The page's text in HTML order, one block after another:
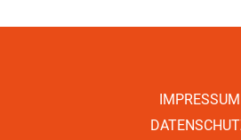
IMPRESSUM